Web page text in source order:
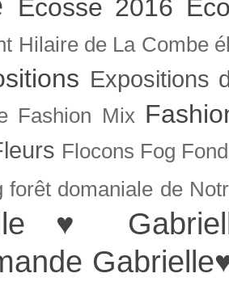
Ecosse 2016
Hilaire de La Combe
Expositions
Fashion Mix
Flocons Fog
forêt domaniale de
♥